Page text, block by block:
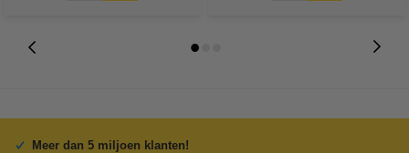
Meer dan 5 miljoen klanten!